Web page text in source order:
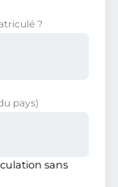
?
pays)
sans